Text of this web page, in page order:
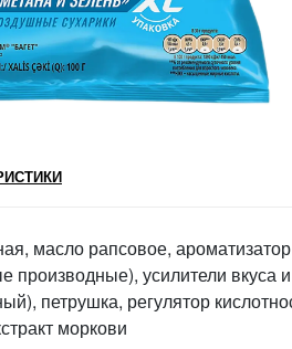
масло рапсовое,
производные), усилители
петрушка, регулятор
моркови